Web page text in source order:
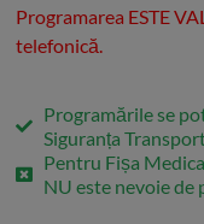
Programarea ESTE
telefonică.
Programările se
Siguranța
Pentru Fișa
NU este nevoie de